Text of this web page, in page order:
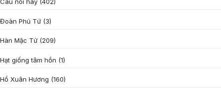
Đoàn Phú Tứ (3)
Hàn Mặc Tử (209)
Hạt giống tâm hồn (1)
Hồ Xuân Hương (160)